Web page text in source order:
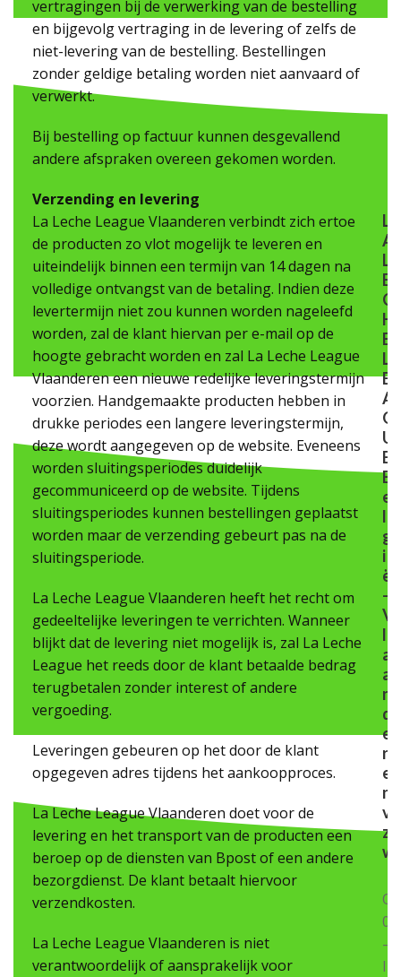
vertragingen bij de verwerking van de bestelling
en bijgevolg vertraging in de levering of zelfs de
niet-levering van de bestelling. Bestellingen
zonder geldige betaling worden niet aanvaard of
verwerkt.
Bij bestelling op factuur kunnen desgevallend
andere afspraken overeen gekomen worden.
Verzending en levering
La Leche League Vlaanderen verbindt zich ertoe
de producten zo vlot mogelijk te leveren en
uiteindelijk binnen een termijn van 14 dagen na
volledige ontvangst van de betaling. Indien deze
levertermijn niet zou kunnen worden nageleefd
worden, zal de klant hiervan per e-mail op de
hoogte gebracht worden en zal La Leche League
Vlaanderen een nieuwe redelijke leveringstermijn
voorzien. Handgemaakte producten hebben in
drukke periodes een langere leveringstermijn,
deze wordt aangegeven op de website. Eveneens
worden sluitingsperiodes duidelijk
gecommuniceerd op de website. Tijdens
sluitingsperiodes kunnen bestellingen geplaatst
worden maar de verzending gebeurt pas na de
sluitingsperiode.
La Leche League Vlaanderen heeft het recht om
gedeeltelijke leveringen te verrichten. Wanneer
blijkt dat de levering niet mogelijk is, zal La Leche
League het reeds door de klant betaalde bedrag
terugbetalen zonder interest of andere
vergoeding.
Leveringen gebeuren op het door de klant
opgegeven adres tijdens het aankoopproces.
La Leche League Vlaanderen doet voor de
levering en het transport van de producten een
beroep op de diensten van Bpost of een andere
bezorgdienst. De klant betaalt hiervoor
verzendkosten.
La Leche League Vlaanderen is niet
verantwoordelijk of aansprakelijk voor
L
A
L
E
C
H
E
L
E
A
G
U
E
B
e
l
g
i
ë
-
V
l
a
a
n
d
e
r
e
n
v
z
w
–